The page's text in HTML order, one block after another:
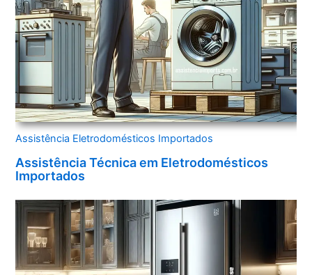
Assistência Eletrodomésticos Importados
Assistência Técnica em Eletrodomésticos
Importados